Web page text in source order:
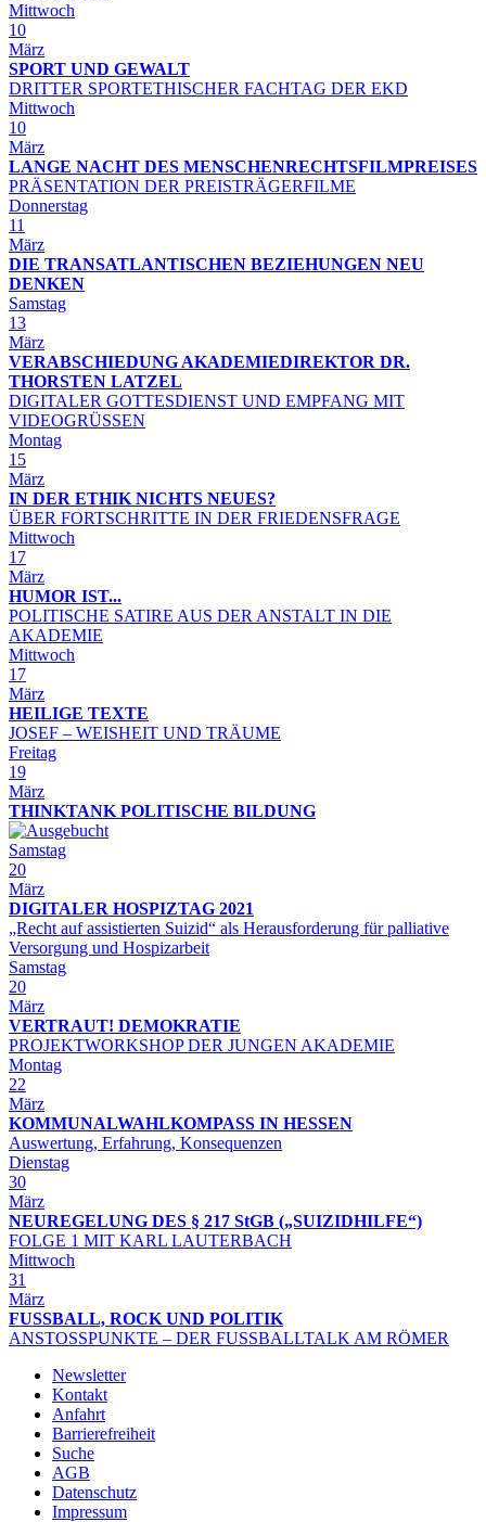
Mittwoch
10
März
SPORT UND GEWALT
DRITTER SPORTETHISCHER FACHTAG DER EKD
Mittwoch
10
März
LANGE NACHT DES MENSCHENRECHTSFILMPREISES
PRÄSENTATION DER PREISTRÄGERFILME
Donnerstag
11
März
DIE TRANSATLANTISCHEN BEZIEHUNGEN NEU
DENKEN
Samstag
13
März
VERABSCHIEDUNG AKADEMIEDIREKTOR DR.
THORSTEN LATZEL
DIGITALER GOTTESDIENST UND EMPFANG MIT
VIDEOGRÜSSEN
Montag
15
März
IN DER ETHIK NICHTS NEUES?
ÜBER FORTSCHRITTE IN DER FRIEDENSFRAGE
Mittwoch
17
März
HUMOR IST...
POLITISCHE SATIRE AUS DER ANSTALT IN DIE
AKADEMIE
Mittwoch
17
März
HEILIGE TEXTE
JOSEF – WEISHEIT UND TRÄUME
Freitag
19
März
THINKTANK POLITISCHE BILDUNG
Samstag
20
März
DIGITALER HOSPIZTAG 2021
„Recht auf assistierten Suizid“ als Herausforderung für palliative
Versorgung und Hospizarbeit
Samstag
20
März
VERTRAUT! DEMOKRATIE
PROJEKTWORKSHOP DER JUNGEN AKADEMIE
Montag
22
März
KOMMUNALWAHLKOMPASS IN HESSEN
Auswertung, Erfahrung, Konsequenzen
Dienstag
30
März
NEUREGELUNG DES § 217 StGB („SUIZIDHILFE“)
FOLGE 1 MIT KARL LAUTERBACH
Mittwoch
31
März
FUSSBALL, ROCK UND POLITIK
ANSTOSSPUNKTE – DER FUSSBALLTALK AM RÖMER
Newsletter
Kontakt
Anfahrt
Barrierefreiheit
Suche
AGB
Datenschutz
Impressum